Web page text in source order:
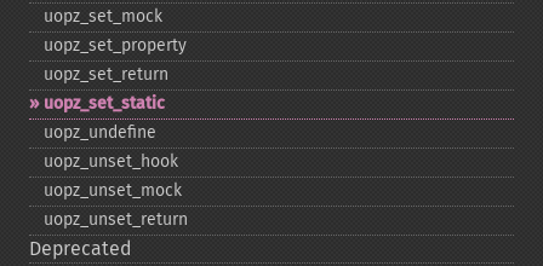
uopz_​set_​mock
uopz_​set_​property
uopz_​set_​return
uopz_​set_​static
uopz_​undefine
uopz_​unset_​hook
uopz_​unset_​mock
uopz_​unset_​return
Deprecated